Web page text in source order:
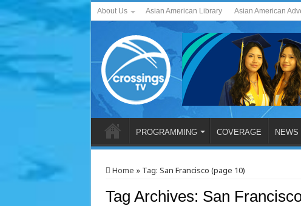
About Us Asian American Library Asian American
PROGRAMMING COVERAGE NEWS
Home » Tag: San Francisco (page 10)
Tag Archives: San